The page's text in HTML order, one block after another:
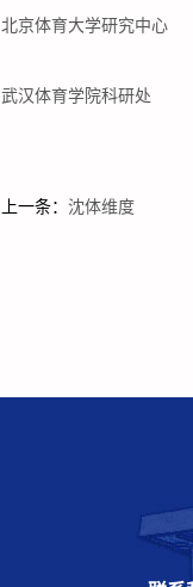
北京体育大学研究中心
武汉体育学院科研处
上一条： 沈体维度